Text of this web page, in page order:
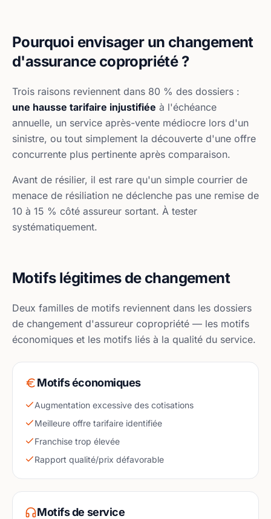
Pourquoi envisager un changement
d'assurance copropriété ?
Trois raisons reviennent dans 80 % des dossiers :
une hausse tarifaire injustifiée à l'échéance
annuelle, un service après-vente médiocre lors d'un
sinistre, ou tout simplement la découverte d'une offre
concurrente plus pertinente après comparaison.
Avant de résilier, il est rare qu'un simple courrier de
menace de résiliation ne déclenche pas une remise de
10 à 15 % côté assureur sortant. À tester
systématiquement.
Motifs légitimes de changement
Deux familles de motifs reviennent dans les dossiers
de changement d'assureur copropriété — les motifs
économiques et les motifs liés à la qualité du service.
Motifs économiques
Augmentation excessive des cotisations
Meilleure offre tarifaire identifiée
Franchise trop élevée
Rapport qualité/prix défavorable
Motifs de service